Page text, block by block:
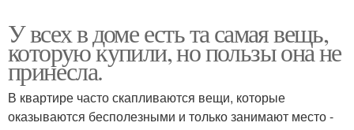
У всех в доме есть та самая вещь,
которую купили, но пользы она не
принесла.
В квартире часто скапливаются вещи, которые
оказываются бесполезными и только занимают место -